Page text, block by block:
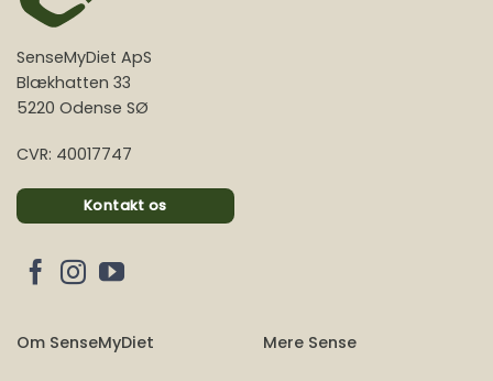
SenseMyDiet ApS
Blækhatten 33
5220 Odense SØ
CVR: 40017747
Kontakt os
Om SenseMyDiet Mere Sense